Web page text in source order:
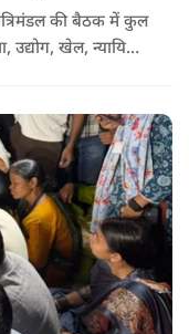
की बैठक में कुल
उद्योग, खेल, न्यायिक